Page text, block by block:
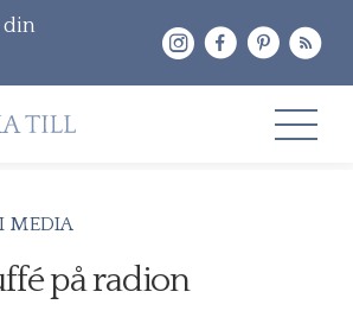
din
RECEPT
OM MIG
MEDIA
på radion